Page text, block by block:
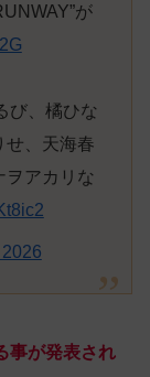
が
び、橘ひな
せ、天海春
ヲアカリな
事が発表され